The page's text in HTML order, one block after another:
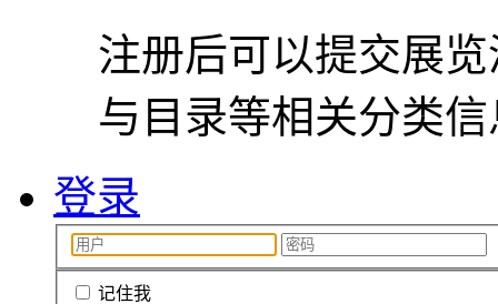
注册后可以提交展
与目录等相关分类
登录
记住我